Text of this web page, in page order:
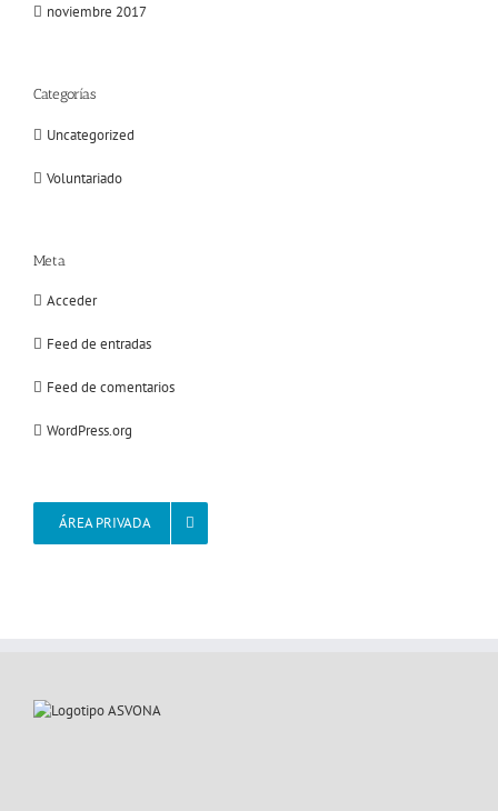
noviembre 2017
Categorías
Uncategorized
Voluntariado
Meta
Acceder
Feed de entradas
Feed de comentarios
WordPress.org
ÁREA PRIVADA